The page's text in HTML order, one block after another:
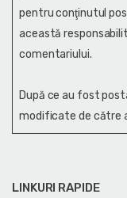
LINKURI RAPIDE
pentru conţinutul
această
comentariului.
După ce au fost
modificate de către